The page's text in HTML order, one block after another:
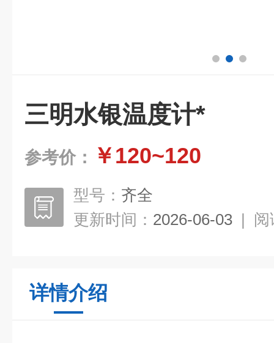
三明水银温度计*
参考价： ￥120~120
型号： 齐全
更新时间： 2026-06-03 | 阅
详情介绍